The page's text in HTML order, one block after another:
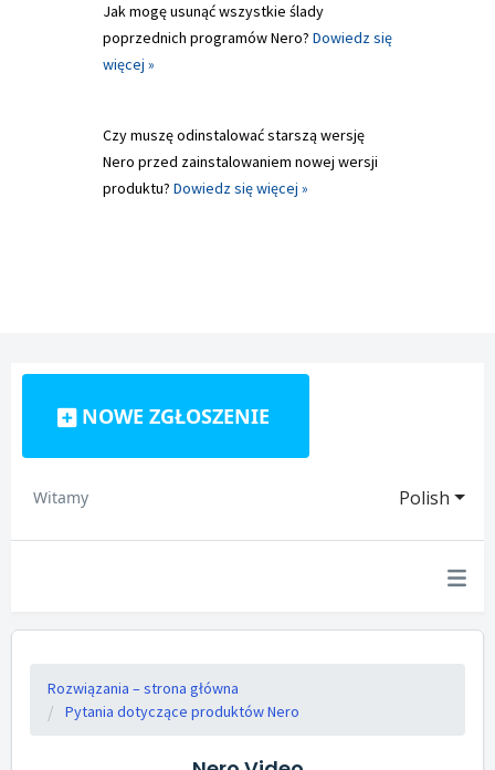
Jak mogę usunąć wszystkie ślady
poprzednich programów Nero? Dowiedz się
więcej »
Czy muszę odinstalować starszą wersję
Nero przed zainstalowaniem nowej wersji
produktu? Dowiedz się więcej »
NOWE ZGŁOSZENIE
Polish
Witamy
Rozwiązania – strona główna
Pytania dotyczące produktów Nero